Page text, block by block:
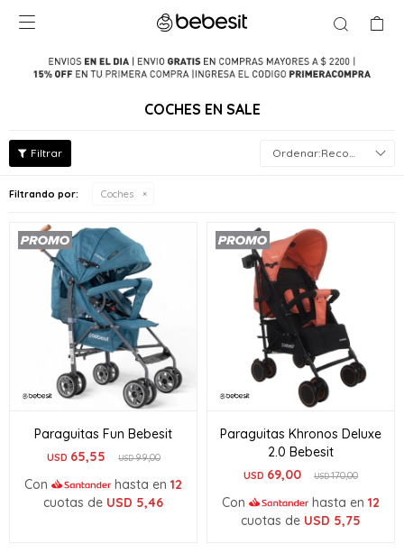

COCHES EN SALE
Recomendados
Filtrando por: Coches
Paraguitas Fun Bebesit
USD 65,55 USD99,00
Con hasta en 12
cuotas de USD 5,46
Paraguitas Khronos Deluxe
2.0 Bebesit
USD 69,00 USD170,00
Con hasta en 12
cuotas de USD 5,75